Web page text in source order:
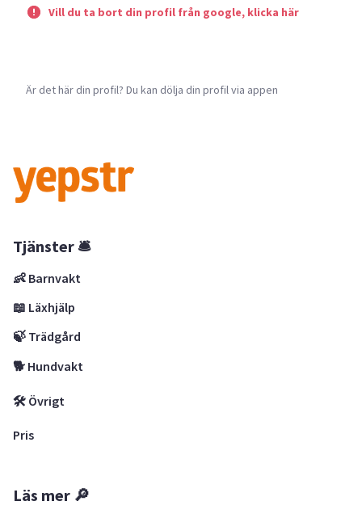
Vill du ta bort din profil från google, klicka här
Är det här din profil? Du kan dölja din profil via appen
Tjänster 🛎
👶 Barnvakt
📖 Läxhjälp
🍃 Trädgård
🐕 Hundvakt
🛠 Övrigt
Pris
Läs mer 🔎